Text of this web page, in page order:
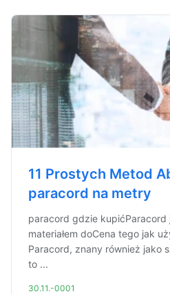
11 Prostych Metod
paracord na metry
paracord gdzie kupićParacord
materiałem doCena tego jak
Paracord, znany również jako
to ...
30.11.-0001